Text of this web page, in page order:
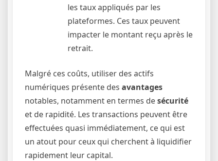
les taux appliqués par les
plateformes. Ces taux peuvent
impacter le montant reçu après le
retrait.
Malgré ces coûts, utiliser des actifs
numériques présente des avantages
notables, notamment en termes desécurité
et de rapidité. Les transactions peuvent être
effectuées quasi immédiatement, ce qui est
un atout pour ceux qui cherchent à liquidifier
rapidement leur capital.